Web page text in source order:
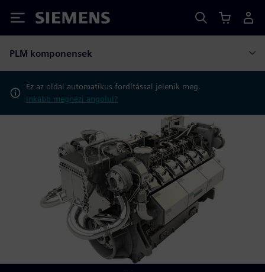
Siemens
PLM komponensek
Ez az oldal automatikus fordítással jelenik meg.
Inkább megnézi angolul?